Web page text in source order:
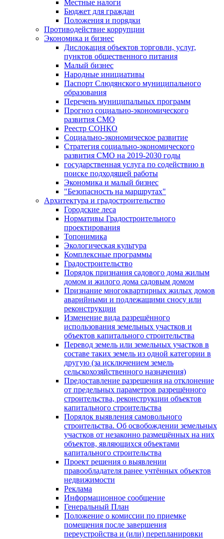
Местные налоги
Бюджет для граждан
Положения и порядки
Противодействие коррупции
Экономика и бизнес
Дислокация объектов торговли, услуг,
пунктов общественного питания
Малый бизнес
Народные инициативы
Паспорт Слюдянского муниципального
образования
Перечень муниципальных программ
Прогноз социально-экономического
развития СМО
Реестр СОНКО
Социально-экономическое развитие
Стратегия социально-экономического
развития СМО на 2019-2030 годы
государственная услуга по содействию в
поиске подходящей работы
Экономика и малый бизнес
"Безопасность на маршрутах"
Архитектура и градостроительство
Городские леса
Нормативы Градостроительного
проектирования
Топонимика
Экологическая культура
Комплексные программы
Градостроительство
Порядок признания садового дома жилым
домом и жилого дома садовым домом
Признание многоквартирных жилых домов
аварийными и подлежащими сносу или
реконструкции
Изменение вида разрешённого
использования земельных участков и
объектов капитального строительства
Перевод земель или земельных участков в
составе таких земель из одной категории в
другую (за исключением земель
сельскохозяйственного назначения)
Предоставление разрешения на отклонение
от предельных параметров разрешённого
строительства, реконструкции объектов
капитального строительства
Порядок выявления самовольного
строительства. Об освобождении земельных
участков от незаконно размещённых на них
объектов, являющихся объектами
капитального строительства
Проект решения о выявлении
правообладателя ранее учтённых объектов
недвижимости
Реклама
Информационное сообщение
Генеральный План
Положение о комиссии по приемке
помещения после завершения
переустройства и (или) перепланировки